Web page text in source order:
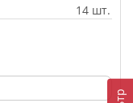
14 шт.